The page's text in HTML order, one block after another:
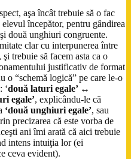
aşa încât trebuie să o fac
începător, pentru gândirea
două unghiuri congruente.
clar cu interpunerea între
trebuie să facem asta ca o
justificativ de format
o “schemă logică” pe care le-o
‘două laturi egale’ ↔
egale’, explicându-le că
‘două unghiuri egale’, sau
precizarea că este vorba de
ani îmi arată că aici trebuie
intens intuiţia lor (ei
ceva evident).